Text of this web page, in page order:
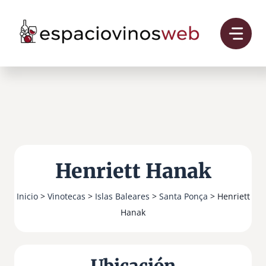
contenido
Henriett Hanak
Inicio> Vinotecas > Islas Baleares > Santa Ponça > Henriett
Hanak